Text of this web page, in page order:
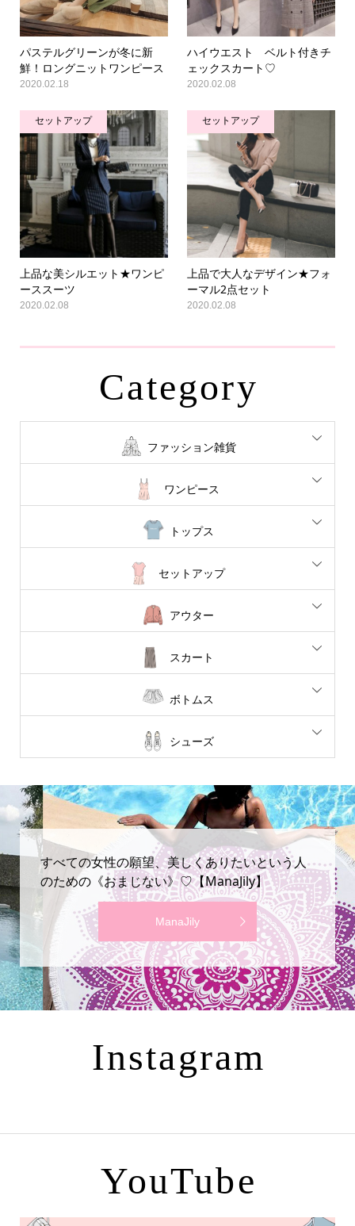
パステルグリーンが冬に新
鮮！ロングニットワンピース
2020.02.18
ハイウエスト ベルト付きチ
ェックスカート♡
2020.02.08
セットアップ
上品な美シルエット★ワンピ
ーススーツ
2020.02.08
セットアップ
上品で大人なデザイン★フォ
ーマル2点セット
2020.02.08
Category
ファッション雑貨
ワンピース
トップス
セットアップ
アウター
スカート
ボトムス
シューズ
すべての女性の願望、美しくありたいという人
のための《おまじない》♡【ManaJily】
ManaJily
Instagram
YouTube